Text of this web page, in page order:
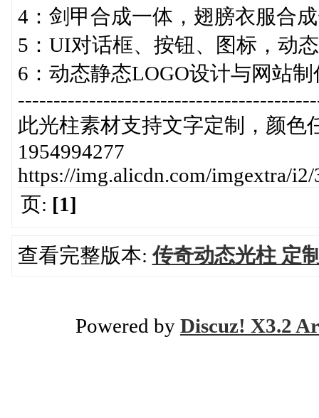
4：剑甲合成一体，翅膀衣服合
5：UI对话框、按钮、图标，动
6：动态静态LOGO设计与网站
此光柱素材支持文字定制，颜色
1954994277
https://img.alicdn.com/imgextra/
页: [1]
查看完整版本:传奇动态光柱 定
Powered by Discuz! X3.2